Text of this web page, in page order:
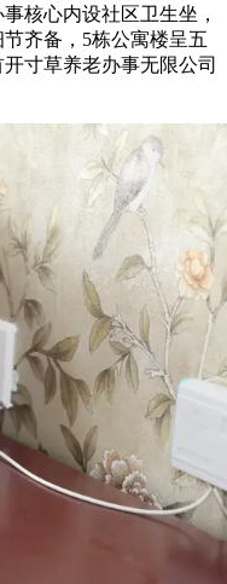
核心内设社区卫生坐，
齐备，5栋公寓楼呈五
寸草养老办事无限公司